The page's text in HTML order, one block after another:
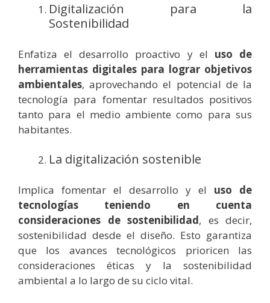
Digitalización para la
Sostenibilidad
Enfatiza el desarrollo proactivo y el uso de
herramientas digitales para lograr objetivos
ambientales, aprovechando el potencial de la
tecnología para fomentar resultados positivos
tanto para el medio ambiente como para sus
habitantes.
La digitalización sostenible
Implica fomentar el desarrollo y el uso de
tecnologías teniendo en cuenta
consideraciones de sostenibilidad, es decir,
sostenibilidad desde el diseño. Esto garantiza
que los avances tecnológicos prioricen las
consideraciones éticas y la sostenibilidad
ambiental a lo largo de su ciclo vital.